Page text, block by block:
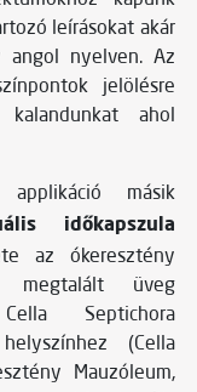
leírásokat akár
angol nyelven. Az
jelölésre
ahol
másik
időkapszula
az ókeresztény
megtalált üveg
Septichora
(Cella
Mauzóleum,